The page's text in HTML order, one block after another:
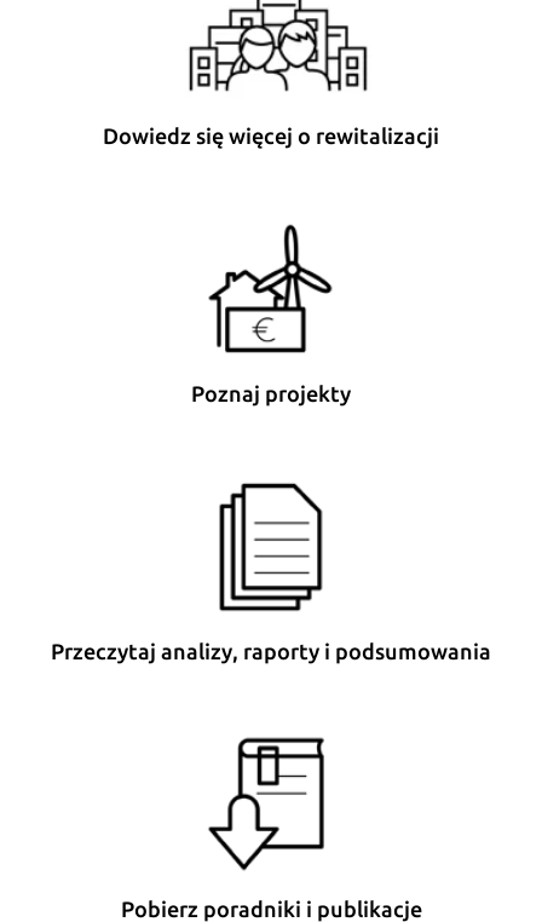
Dowiedz się więcej o rewitalizacji
Poznaj projekty
Przeczytaj analizy, raporty i podsumowania
Pobierz poradniki i publikacje